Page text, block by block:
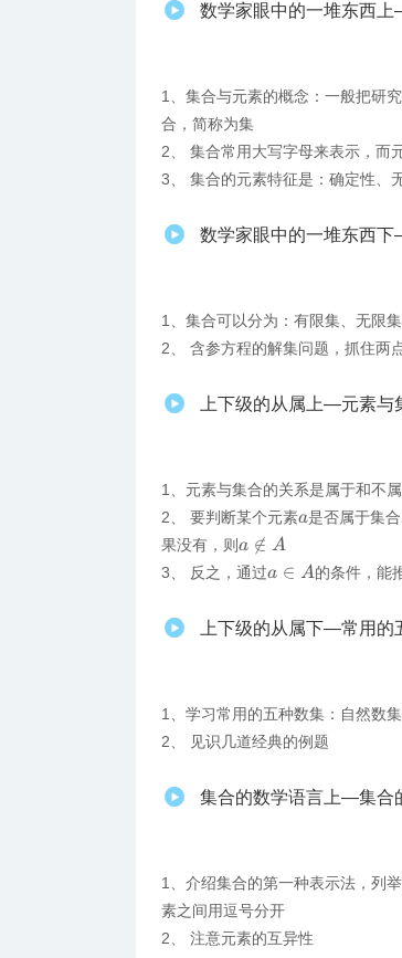
数学家眼中的一堆东西上—集
1、​集合与元素的概念：一般把研
合，简称为集
2、 集合常用大写字母来表示，而
3、 集合的元素特征是：确定性、
数学家眼中的一堆东西下—集
1、集合可以分为：有限集、无限
2、 含参方程的解集问题，抓住两
上下级的从属上—元素与
1、元素与集合的关系是属于和不
2、 要判断某个元素a是否属于集合
果没有，则a∉A
3、 反之，通过a∈A 的条件，能
上下级的从属下—常用的
1、学习常用的五种数集：自然数集
2、 见识几道经典的例题
集合的数学语言上—集合
1、介绍集合的第一种表示法，列
素之间用逗号分开
2、 注意元素的互异性